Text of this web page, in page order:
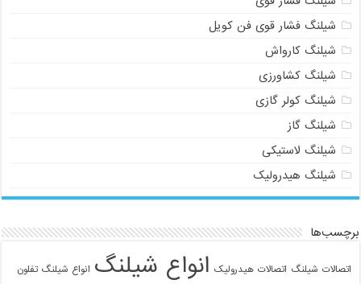
شیلنگ فشار قوی فن کویل
شیلنگ کارواش
شیلنگ کشاورزی
شیلنگ کولر گازی
شیلنگ گاز
شیلنگ لاستیکی
شیلنگ هیدرولیک
برچسب‌ها
اتصالات شیلنگ اتصالات هیدرولیک انواع شیلنگ انواع شیلنگ تفلون